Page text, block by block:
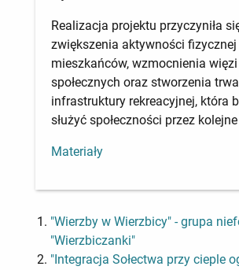
Realizacja projektu przyczyniła
zwiększenia aktywności fizycznej
mieszkańców, wzmocnienia więzi
społecznych oraz stworzenia
infrastruktury rekreacyjnej, która
służyć społeczności przez
Materiały
"Wierzby w Wierzbicy" - grupa
"Wierzbiczanki"
"Integracja Sołectwa przy cieple